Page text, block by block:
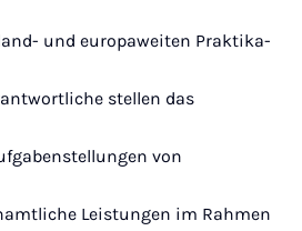
und europaweiten Praktika-
stellen das
von
Leistungen im Rahmen